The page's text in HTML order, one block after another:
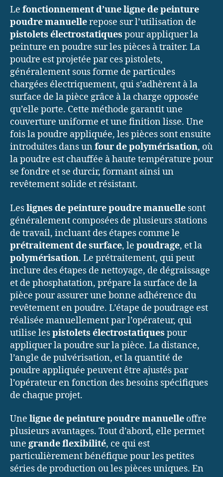
Le fonctionnement d’une ligne de peinture
poudre manuellerepose sur l’utilisation de
pistolets électrostatiques pour appliquer la
peinture en poudre sur les pièces à traiter. La
poudre est projetée par ces pistolets,
généralement sous forme de particules
chargées électriquement, qui s’adhèrent à la
surface de la pièce grâce à la charge opposée
qu’elle porte. Cette méthode garantit une
couverture uniforme et une finition lisse. Une
fois la poudre appliquée, les pièces sont ensuite
introduites dans unfour de polymérisation, où
la poudre est chauffée à haute température pour
se fondre et se durcir, formant ainsi un
revêtement solide et résistant.
Leslignes de peinture poudre manuelle sont
généralement composées de plusieurs stations
de travail, incluant des étapes comme le
prétraitement de surface, le poudrage, et la
polymérisation. Le prétraitement, qui peut
inclure des étapes de nettoyage, de dégraissage
et de phosphatation, prépare la surface de la
pièce pour assurer une bonne adhérence du
revêtement en poudre. L’étape de poudrage est
réalisée manuellement par l’opérateur, qui
utilise lespistolets électrostatiques pour
appliquer la poudre sur la pièce. La distance,
l’angle de pulvérisation, et la quantité de
poudre appliquée peuvent être ajustés par
l’opérateur en fonction des besoins spécifiques
de chaque projet.
Une ligne de peinture poudre manuelle offre
plusieurs avantages. Tout d’abord, elle permet
une grande flexibilité, ce qui est
particulièrement bénéfique pour les petites
séries de production ou les pièces uniques. En